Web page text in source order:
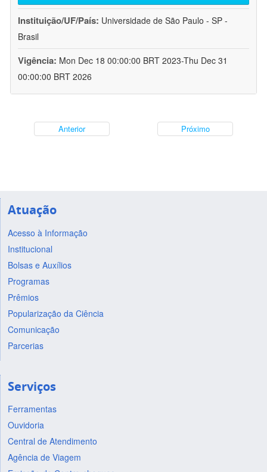
Instituição/UF/País: Universidade de São Paulo - SP -
Brasil
Vigência: Mon Dec 18 00:00:00 BRT 2023-Thu Dec 31
00:00:00 BRT 2026
Anterior Próximo
Atuação
Acesso à Informação
Institucional
Bolsas e Auxílios
Programas
Prêmios
Popularização da Ciência
Comunicação
Parcerias
Serviços
Ferramentas
Ouvidoria
Central de Atendimento
Agência de Viagem